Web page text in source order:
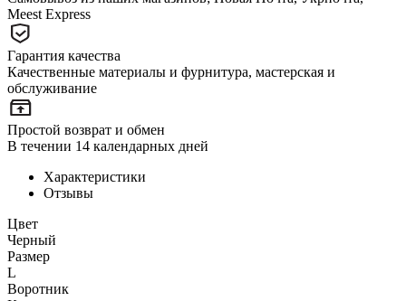
Meest Express
Гарантия качества
Качественные материалы и фурнитура, мастерская и
обслуживание
Простой возврат и обмен
В течении 14 календарных дней
Характеристики
Отзывы
Цвет
Черный
Размер
L
Воротник